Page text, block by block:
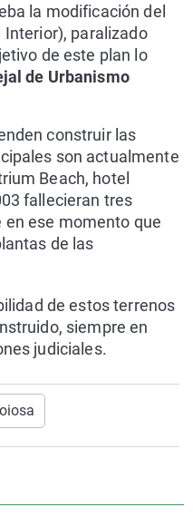
la modificación del
Interior), paralizado
de este plan lo
de Urbanismo
construir las
son actualmente
Beach, hotel
fallecieran tres
ese momento que
de las
de estos terrenos
siempre en
judiciales.